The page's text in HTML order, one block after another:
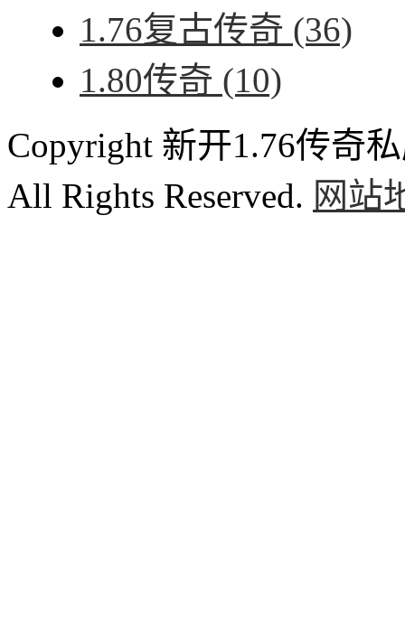
1.76复古传奇 (36)
1.80传奇 (10)
Copyright 新开1.76传奇
All Rights Reserved. 网站